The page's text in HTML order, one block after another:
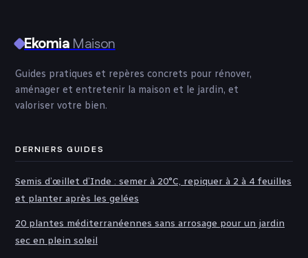
EkomiaMaison
Guides pratiques et repères concrets pour rénover,
aménager et entretenir la maison et le jardin, et
valoriser votre bien.
DERNIERS GUIDES
Semis d’œillet d’Inde : semer à 20°C, repiquer à 2 à 4 feuilles
et planter après les gelées
20 plantes méditerranéennes sans arrosage pour un jardin
sec en plein soleil